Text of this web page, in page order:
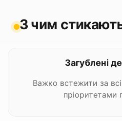
З чим
Загублені
Важко встежити за
пріоритетами